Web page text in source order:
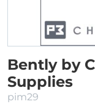
Bently by
Supplies
pim29